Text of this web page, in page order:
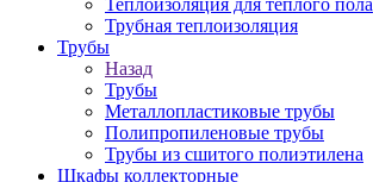
Теплоизоляция для теплого пола
Трубная теплоизоляция
Трубы
Назад
Трубы
Металлопластиковые трубы
Полипропиленовые трубы
Трубы из сшитого полиэтилена
Шкафы коллекторные